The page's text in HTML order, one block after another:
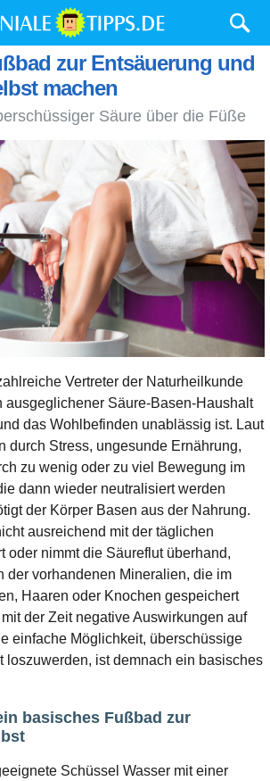
zur Entsäuerung und
machen
Säure über die Füße
Vertreter der Naturheilkunde
ausgeglichener Säure-Basen-Haushalt
das Wohlbefinden unablässig ist. Laut
durch Stress, ungesunde Ernährung,
zu wenig oder zu viel Bewegung im
dann wieder neutralisiert werden
der Körper Basen aus der Nahrung.
ausreichend mit der täglichen
oder nimmt die Säureflut überhand,
der vorhandenen Mineralien, die im
Haaren oder Knochen gespeichert
der Zeit negative Auswirkungen auf
einfache Möglichkeit, überschüssige
loszuwerden, ist demnach ein basisches
basisches Fußbad zur
Schüssel Wasser mit einer